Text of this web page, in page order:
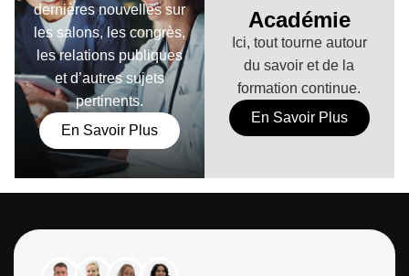
Académie
Ici, tout tourne autour
du savoir et de la
formation continue.
En Savoir Plus
dernières nouvelles sur
les salons, les congrès,
les relations publiques
et d’autres sujets
pertinents.
En Savoir Plus